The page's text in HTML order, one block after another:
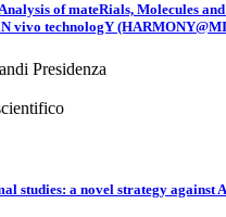
of mateRials, Molecules
vivo technologY
Presidenza
studies: a novel strategy against